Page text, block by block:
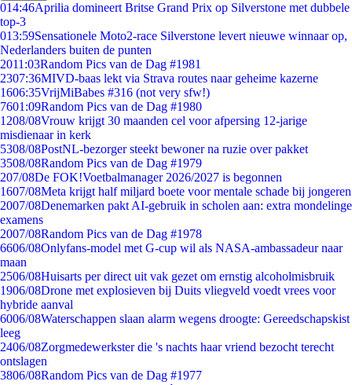
014:46Aprilia domineert Britse Grand Prix op Silverstone met dubbele
top-3
013:59Sensationele Moto2-race Silverstone levert nieuwe winnaar op,
Nederlanders buiten de punten
2011:03Random Pics van de Dag #1981
2307:36MIVD-baas lekt via Strava routes naar geheime kazerne
1606:35VrijMiBabes #316 (not very sfw!)
7601:09Random Pics van de Dag #1980
1208/08Vrouw krijgt 30 maanden cel voor afpersing 12-jarige
misdienaar in kerk
5308/08PostNL-bezorger steekt bewoner na ruzie over pakket
3508/08Random Pics van de Dag #1979
207/08De FOK!Voetbalmanager 2026/2027 is begonnen
1607/08Meta krijgt half miljard boete voor mentale schade bij jongeren
2007/08Denemarken pakt AI-gebruik in scholen aan: extra mondelinge
examens
2007/08Random Pics van de Dag #1978
6606/08Onlyfans-model met G-cup wil als NASA-ambassadeur naar
maan
2506/08Huisarts per direct uit vak gezet om ernstig alcoholmisbruik
1906/08Drone met explosieven bij Duits vliegveld voedt vrees voor
hybride aanval
6006/08Waterschappen slaan alarm wegens droogte: Gereedschapskist
leeg
2406/08Zorgmedewerkster die 's nachts haar vriend bezocht terecht
ontslagen
3806/08Random Pics van de Dag #1977